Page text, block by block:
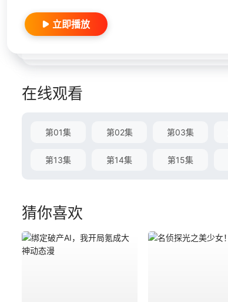
立即播放
在线观看
第01集 第02集 第03集
第13集 第14集 第15集
猜你喜欢